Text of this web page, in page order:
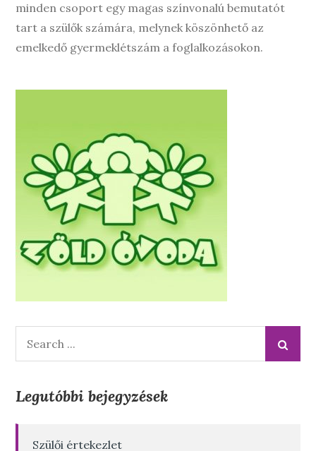
minden csoport egy magas színvonalú bemutatót
tart a szülők számára, melynek köszönhető az
emelkedő gyermeklétszám a foglalkozásokon.
Legutóbbi bejegyzések
Szülői értekezlet